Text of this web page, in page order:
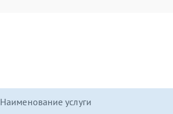
Наименование услуги